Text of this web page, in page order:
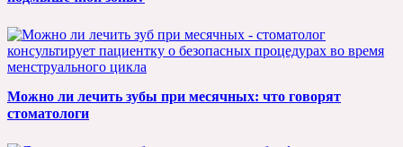
Можно ли лечить зубы при месячных: что говорят
стоматологи